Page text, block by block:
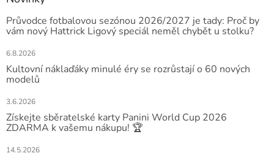
Průvodce fotbalovou sezónou 2026/2027 je tady: Proč by
vám nový Hattrick Ligový speciál neměl chybět u stolku?
6.8.2026
Kultovní náklaďáky minulé éry se rozrůstají o 60 nových
modelů
3.6.2026
Získejte sběratelské karty Panini World Cup 2026
ZDARMA k vašemu nákupu! 🏆
14.5.2026